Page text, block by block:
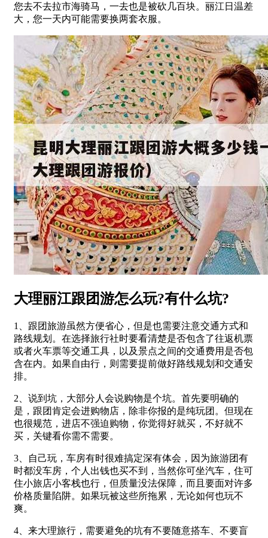
您去不去拉市海骑马，一去也是被砍几百块。丽江日温差
大，您一天内可能需要换两套衣服。
大理丽江跟团游怎么玩?有什么坑?
1、跟团旅游虽然方便省心，但是也需要注意交通方式和
路线规划。在选择旅行社时要看清楚是否包含了往返机票
或者火车票等交通工具，以及景点之间的交通费用是否包
含在内。如果自由行，则需要提前做好路线规划和交通安
排。
2、说到坑，大部分人会说购物是个坑。首先要明确的
是，跟团肯定会进购物店，除非你报的是纯玩团。但现在
也很规范，进店不强迫购物，你觉得好就买，不好就不
买，关键看你需不需要。
3、自己玩，车房有时很难搞定深有体会，因为旅游团有
时都没车房，个人出钱也买不到，当然你可坐汽车，住可
住小旅店小客栈也行，但质量没法保障，而且要面对许多
价格质量陷阱。如果玩被这些所拖累，无论如何也玩不
爽。
4、来大理旅行，需要避免的坑有不要随意搭车、不要盲